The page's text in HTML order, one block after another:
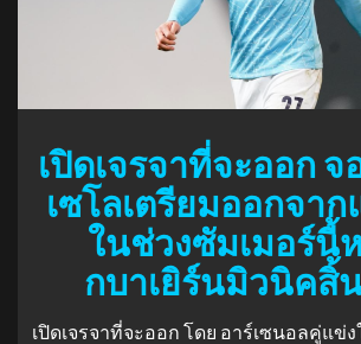
เปิดเจรจาที่จะออก
เซโลเตรียมออกจา
ในช่วงซัมเมอร์นี้
กบาเยิร์นมิวนิคสิ้
เปิดเจรจาที่จะออก โดย อาร์เซนอลคู่แข่